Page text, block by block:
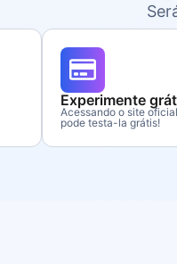
Experimente
Acessando o site
pode testa-la grátis!